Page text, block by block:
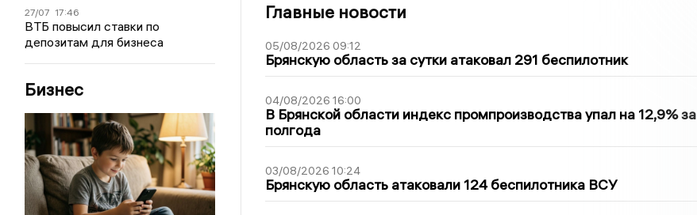
27/07 17:46
ВТБ повысил ставки по
депозитам для бизнеса
Бизнес
Главные новости
05/08/2026 09:12
Брянскую область за сутки атаковал 291 беспилотник
04/08/2026 16:00
В Брянской области индекс промпроизводства упал на 12,9% за
полгода
03/08/2026 10:24
Брянскую область атаковали 124 беспилотника ВСУ